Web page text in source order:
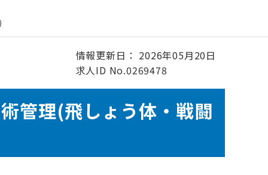
情報更新日： 2026年05月20日
求人ID No.0269478
管理(飛しょう体・戦闘